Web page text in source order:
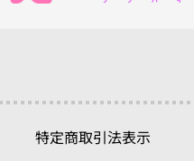
特定商取引法表示